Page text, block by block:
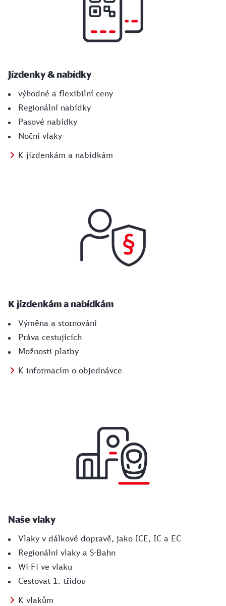
Jízdenky & nabídky
výhodné a flexibilní ceny
Regionální nabídky
Pasové nabídky
Noční vlaky
K jízdenkám a nabídkám
K jízdenkám a nabídkám
Výměna a stornování
Práva cestujících
Možnosti platby
K informacím o objednávce
Naše vlaky
Vlaky v dálkové dopravě, jako ICE, IC a EC
Regionální vlaky a S-Bahn
Wi-Fi ve vlaku
Cestovat 1. třídou
K vlakům